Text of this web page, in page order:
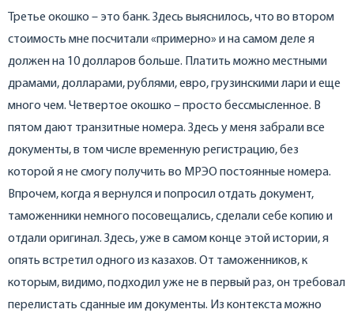
Третье окошко – это банк. Здесь выяснилось, что во втором
стоимость мне посчитали «примерно» и на самом деле я
должен на 10 долларов больше. Платить можно местными
драмами, долларами, рублями, евро, грузинскими лари и еще
много чем. Четвертое окошко – просто бессмысленное. В
пятом дают транзитные номера. Здесь у меня забрали все
документы, в том числе временную регистрацию, без
которой я не смогу получить во МРЭО постоянные номера.
Впрочем, когда я вернулся и попросил отдать документ,
таможенники немного посовещались, сделали себе копию и
отдали оригинал. Здесь, уже в самом конце этой истории, я
опять встретил одного из казахов. От таможенников, к
которым, видимо, подходил уже не в первый раз, он требовал
перелистать сданные им документы. Из контекста можно